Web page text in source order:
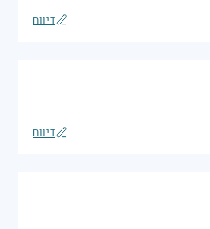
דיווח
דיווח